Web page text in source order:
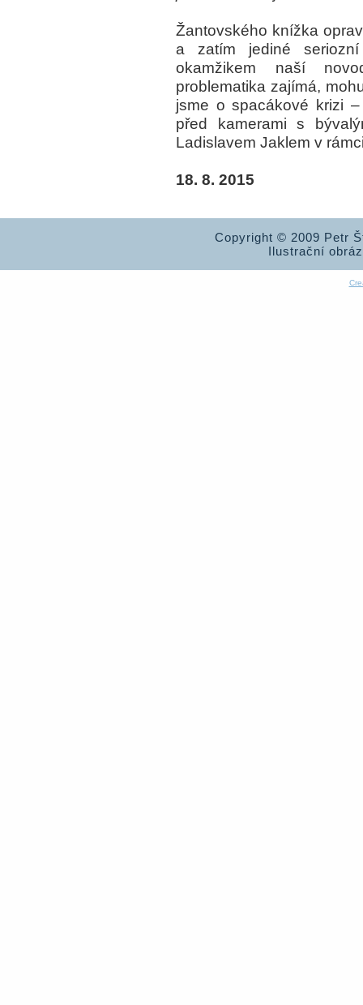
Žantovského knížka
a zatím jediné
okamžikem naší
problematika zajímá,
jsme o spacákové krizi
před kamerami s
Ladislavem Jaklem v
18. 8. 2015
Copyright © 2009 Petr
Ilustrační